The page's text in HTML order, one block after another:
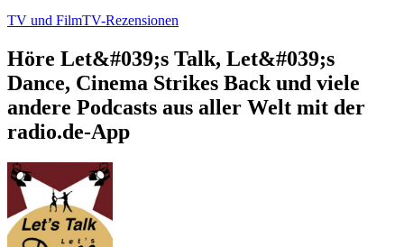
TV und FilmTV-Rezensionen
Höre Let&#039;s Talk, Let&#039;s
Dance, Cinema Strikes Back und viele
andere Podcasts aus aller Welt mit der
radio.de-App